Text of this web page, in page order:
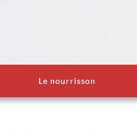
Le nourrisson